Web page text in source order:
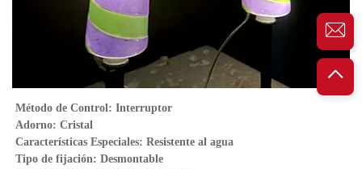
Método de Control: Interruptor
Adorno: Cristal
Características Especiales: Resistente al agua
Tipo de fijación: Desmontable